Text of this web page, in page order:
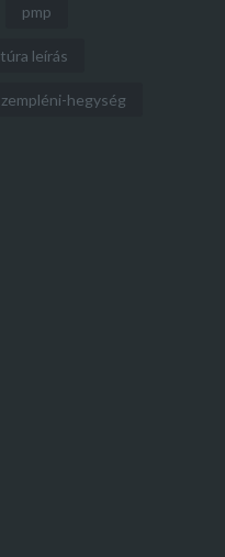
pmp
túra leírás
zempléni-hegység